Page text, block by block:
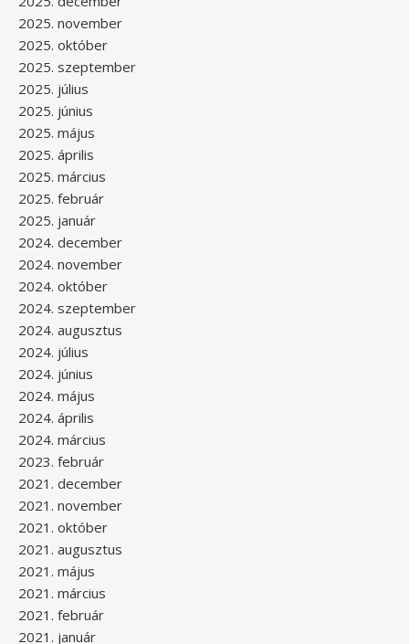
2025. november
2025. október
2025. szeptember
2025. július
2025. június
2025. május
2025. április
2025. március
2025. február
2025. január
2024. december
2024. november
2024. október
2024. szeptember
2024. augusztus
2024. július
2024. június
2024. május
2024. április
2024. március
2023. február
2021. december
2021. november
2021. október
2021. augusztus
2021. május
2021. március
2021. február
2021. január